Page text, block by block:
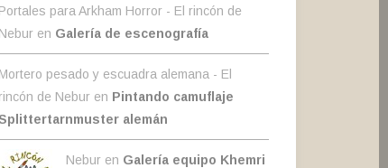
Portales para Arkham Horror - El rincón de
Nebur en Galería de escenografía
Mortero pesado y escuadra alemana - El
rincón de Nebur en Pintando camuflaje
alemán
Nebur en Galería equipo Khemri